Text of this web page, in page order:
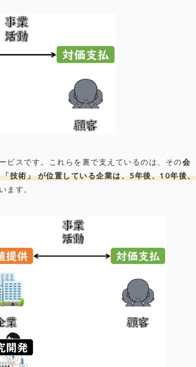
ビスです。これらを裏で支えているのは、その会
技術」 が位置している企業は、5年後、10年後、
ます。